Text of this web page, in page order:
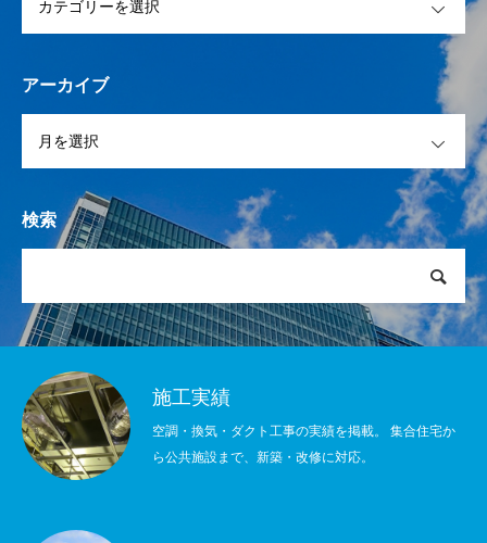
アーカイブ
検索
施工実績
空調・換気・ダクト工事の実績を掲載。 集合住宅か
ら公共施設まで、新築・改修に対応。